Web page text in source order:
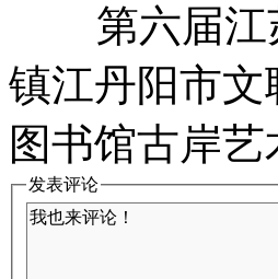
第六届江苏
镇江丹阳市文
图书馆古岸
发表评论